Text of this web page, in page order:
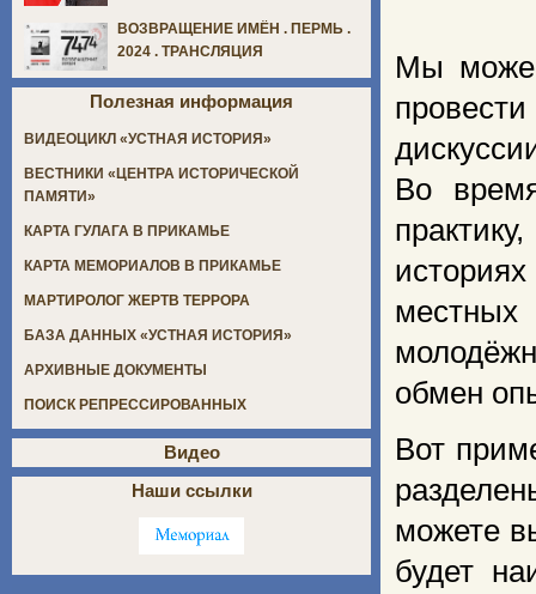
Мы
Во
местных
обмен
Вот
можете
будет
ВОЗВРАЩЕНИЕ ИМЁН . ПЕРМЬ .
2024 . ТРАНСЛЯЦИЯ
Полезная информация
ВИДЕОЦИКЛ «УСТНАЯ ИСТОРИЯ»
ВЕСТНИКИ «ЦЕНТРА ИСТОРИЧЕСКОЙ
ПАМЯТИ»
КАРТА ГУЛАГА В ПРИКАМЬЕ
КАРТА МЕМОРИАЛОВ В ПРИКАМЬЕ
МАРТИРОЛОГ ЖЕРТВ ТЕРРОРА
БАЗА ДАННЫХ «УСТНАЯ ИСТОРИЯ»
АРХИВНЫЕ ДОКУМЕНТЫ
ПОИСК РЕПРЕССИРОВАННЫХ
Видео
Наши ссылки